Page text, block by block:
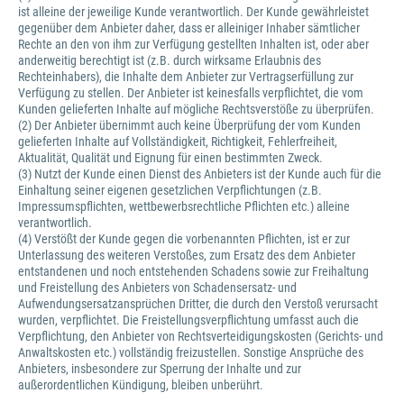
ist alleine der jeweilige Kunde verantwortlich. Der Kunde gewährleistet
gegenüber dem Anbieter daher, dass er alleiniger Inhaber sämtlicher
Rechte an den von ihm zur Verfügung gestellten Inhalten ist, oder aber
anderweitig berechtigt ist (z.B. durch wirksame Erlaubnis des
Rechteinhabers), die Inhalte dem Anbieter zur Vertragserfüllung zur
Verfügung zu stellen. Der Anbieter ist keinesfalls verpflichtet, die vom
Kunden gelieferten Inhalte auf mögliche Rechtsverstöße zu überprüfen.
(2) Der Anbieter übernimmt auch keine Überprüfung der vom Kunden
gelieferten Inhalte auf Vollständigkeit, Richtigkeit, Fehlerfreiheit,
Aktualität, Qualität und Eignung für einen bestimmten Zweck.
(3) Nutzt der Kunde einen Dienst des Anbieters ist der Kunde auch für die
Einhaltung seiner eigenen gesetzlichen Verpflichtungen (z.B.
Impressumspflichten, wettbewerbsrechtliche Pflichten etc.) alleine
verantwortlich.
(4) Verstößt der Kunde gegen die vorbenannten Pflichten, ist er zur
Unterlassung des weiteren Verstoßes, zum Ersatz des dem Anbieter
entstandenen und noch entstehenden Schadens sowie zur Freihaltung
und Freistellung des Anbieters von Schadensersatz- und
Aufwendungsersatzansprüchen Dritter, die durch den Verstoß verursacht
wurden, verpflichtet. Die Freistellungsverpflichtung umfasst auch die
Verpflichtung, den Anbieter von Rechtsverteidigungskosten (Gerichts- und
Anwaltskosten etc.) vollständig freizustellen. Sonstige Ansprüche des
Anbieters, insbesondere zur Sperrung der Inhalte und zur
außerordentlichen Kündigung, bleiben unberührt.